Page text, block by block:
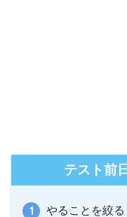
テスト前
やることを絞る